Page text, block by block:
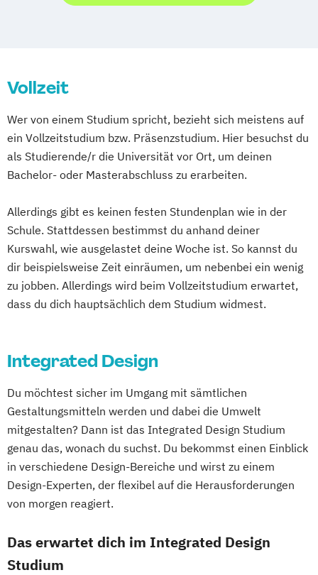
Vollzeit
Wer von einem Studium spricht, bezieht sich meistens auf
ein Vollzeitstudium bzw. Präsenzstudium. Hier besuchst du
als Studierende/r die Universität vor Ort, um deinen
Bachelor- oder Masterabschluss zu erarbeiten.
Allerdings gibt es keinen festen Stundenplan wie in der
Schule. Stattdessen bestimmst du anhand deiner
Kurswahl, wie ausgelastet deine Woche ist. So kannst du
dir beispielsweise Zeit einräumen, um nebenbei ein wenig
zu jobben. Allerdings wird beim Vollzeitstudium erwartet,
dass du dich hauptsächlich dem Studium widmest.
Integrated Design
Du möchtest sicher im Umgang mit sämtlichen
Gestaltungsmitteln werden und dabei die Umwelt
mitgestalten? Dann ist das Integrated Design Studium
genau das, wonach du suchst. Du bekommst einen Einblick
in verschiedene Design-Bereiche und wirst zu einem
Design-Experten, der flexibel auf die Herausforderungen
von morgen reagiert.
Das erwartet dich im Integrated Design
Studium